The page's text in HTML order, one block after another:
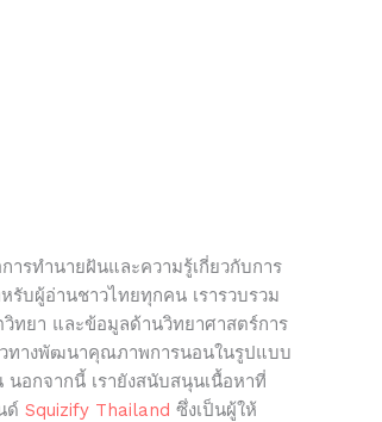
รทำนายฝันและความรู้เกี่ยวกับการ
รับผู้อ่านชาวไทยทุกคน เรารวบรวม
ทยา และข้อมูลด้านวิทยาศาสตร์การ
ทางพัฒนาคุณภาพการนอนในรูปแบบ
นอกจากนี้ เรายังสนับสนุนเนื้อหาที่
ด์ Squizify Thailand ซึ่งเป็นผู้ให้